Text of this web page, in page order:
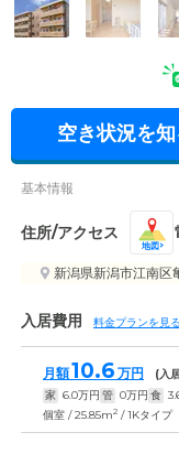
プのホーム。これま
空き状況を
基本情報
住所/アクセス
地図
新潟県新潟市江南区
入居費用 料金プランを見る
月額10.6 万円 (入
家 6.0万円 管 0万円 食
個室 / 25.85m2 / 1Kタイプ